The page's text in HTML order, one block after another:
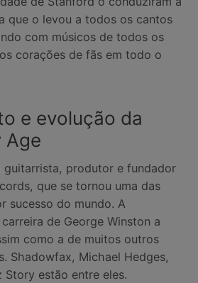
que o levou a todos os cantos
com músicos de todos os
corações de fãs em todo o
e evolução da
Age
guitarrista, produtor e fundador
que se tornou uma das
sucesso do mundo. A
de George Winston a
como a de muitos outros
Shadowfax, Michael Hedges,
Story estão entre eles.